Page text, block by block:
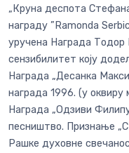
„Круна деспота
награду ”Ramonda
уручена Награда Тодор
сензибилитет коју
Награда „Десанка
награда 1996. (у оквиру
Награда „Одзиви
песништво. Признање
Рашке духовне